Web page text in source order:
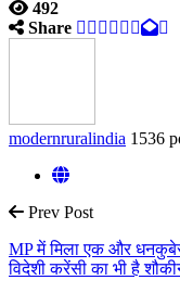
492
Share
modernruralindia 1536
Prev Post
MP में मिला एक और
विदेशी करेंसी का भी है